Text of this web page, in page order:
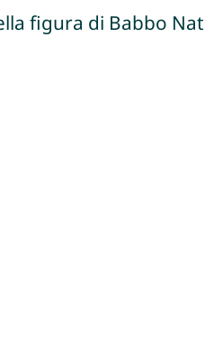
figura di Babbo